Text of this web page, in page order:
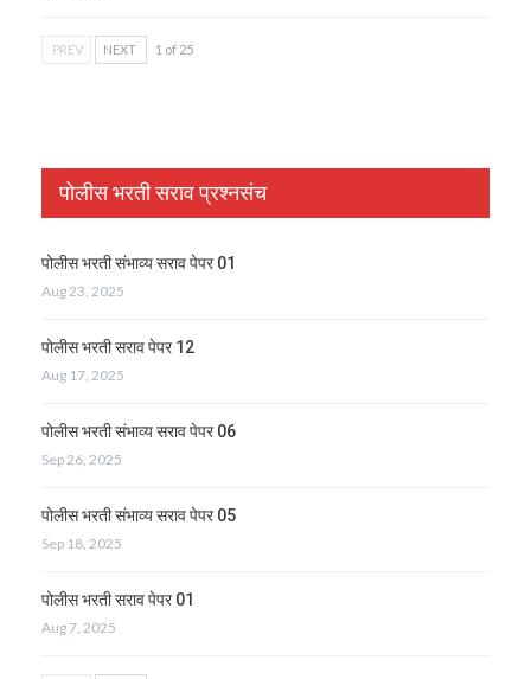
PREV NEXT 1 of 25
पोलीस भरती सराव प्रश्नसंच
पोलीस भरती संभाव्य सराव पेपर 01
Aug 23, 2025
पोलीस भरती सराव पेपर 12
Aug 17, 2025
पोलीस भरती संभाव्य सराव पेपर 06
Sep 26, 2025
पोलीस भरती संभाव्य सराव पेपर 05
Sep 18, 2025
पोलीस भरती सराव पेपर 01
Aug 7, 2025